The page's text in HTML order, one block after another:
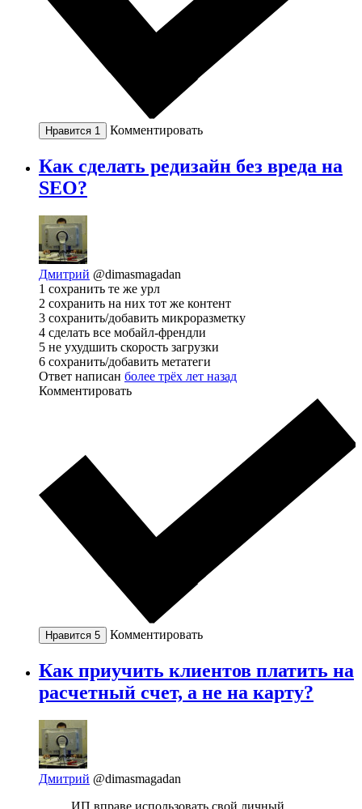
Нравится 1 Комментировать
Как сделать редизайн без вреда на
SEO?
Дмитрий @dimasmagadan
1 сохранить те же урл
2 сохранить на них тот же контент
3 сохранить/добавить микроразметку
4 сделать все мобайл-френдли
5 не ухудшить скорость загрузки
6 сохранить/добавить метатеги
Ответ написан более трёх лет назад
Комментировать
Нравится 5 Комментировать
Как приучить клиентов платить на
расчетный счет, а не на карту?
Дмитрий @dimasmagadan